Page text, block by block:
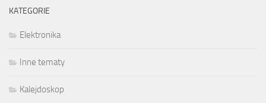
KATEGORIE
Elektronika
Inne tematy
Kalejdoskop